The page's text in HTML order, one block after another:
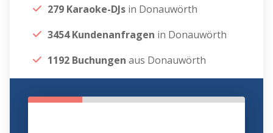
279 Karaoke-DJs in Donauwörth
3454 Kundenanfragen in Donauwörth
1192 Buchungen aus Donauwörth